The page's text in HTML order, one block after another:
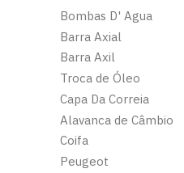
Bombas D' Agua
Barra Axial
Barra Axil
Troca de Óleo
Capa Da Correia
Alavanca de Câmbio
Coifa
Peugeot